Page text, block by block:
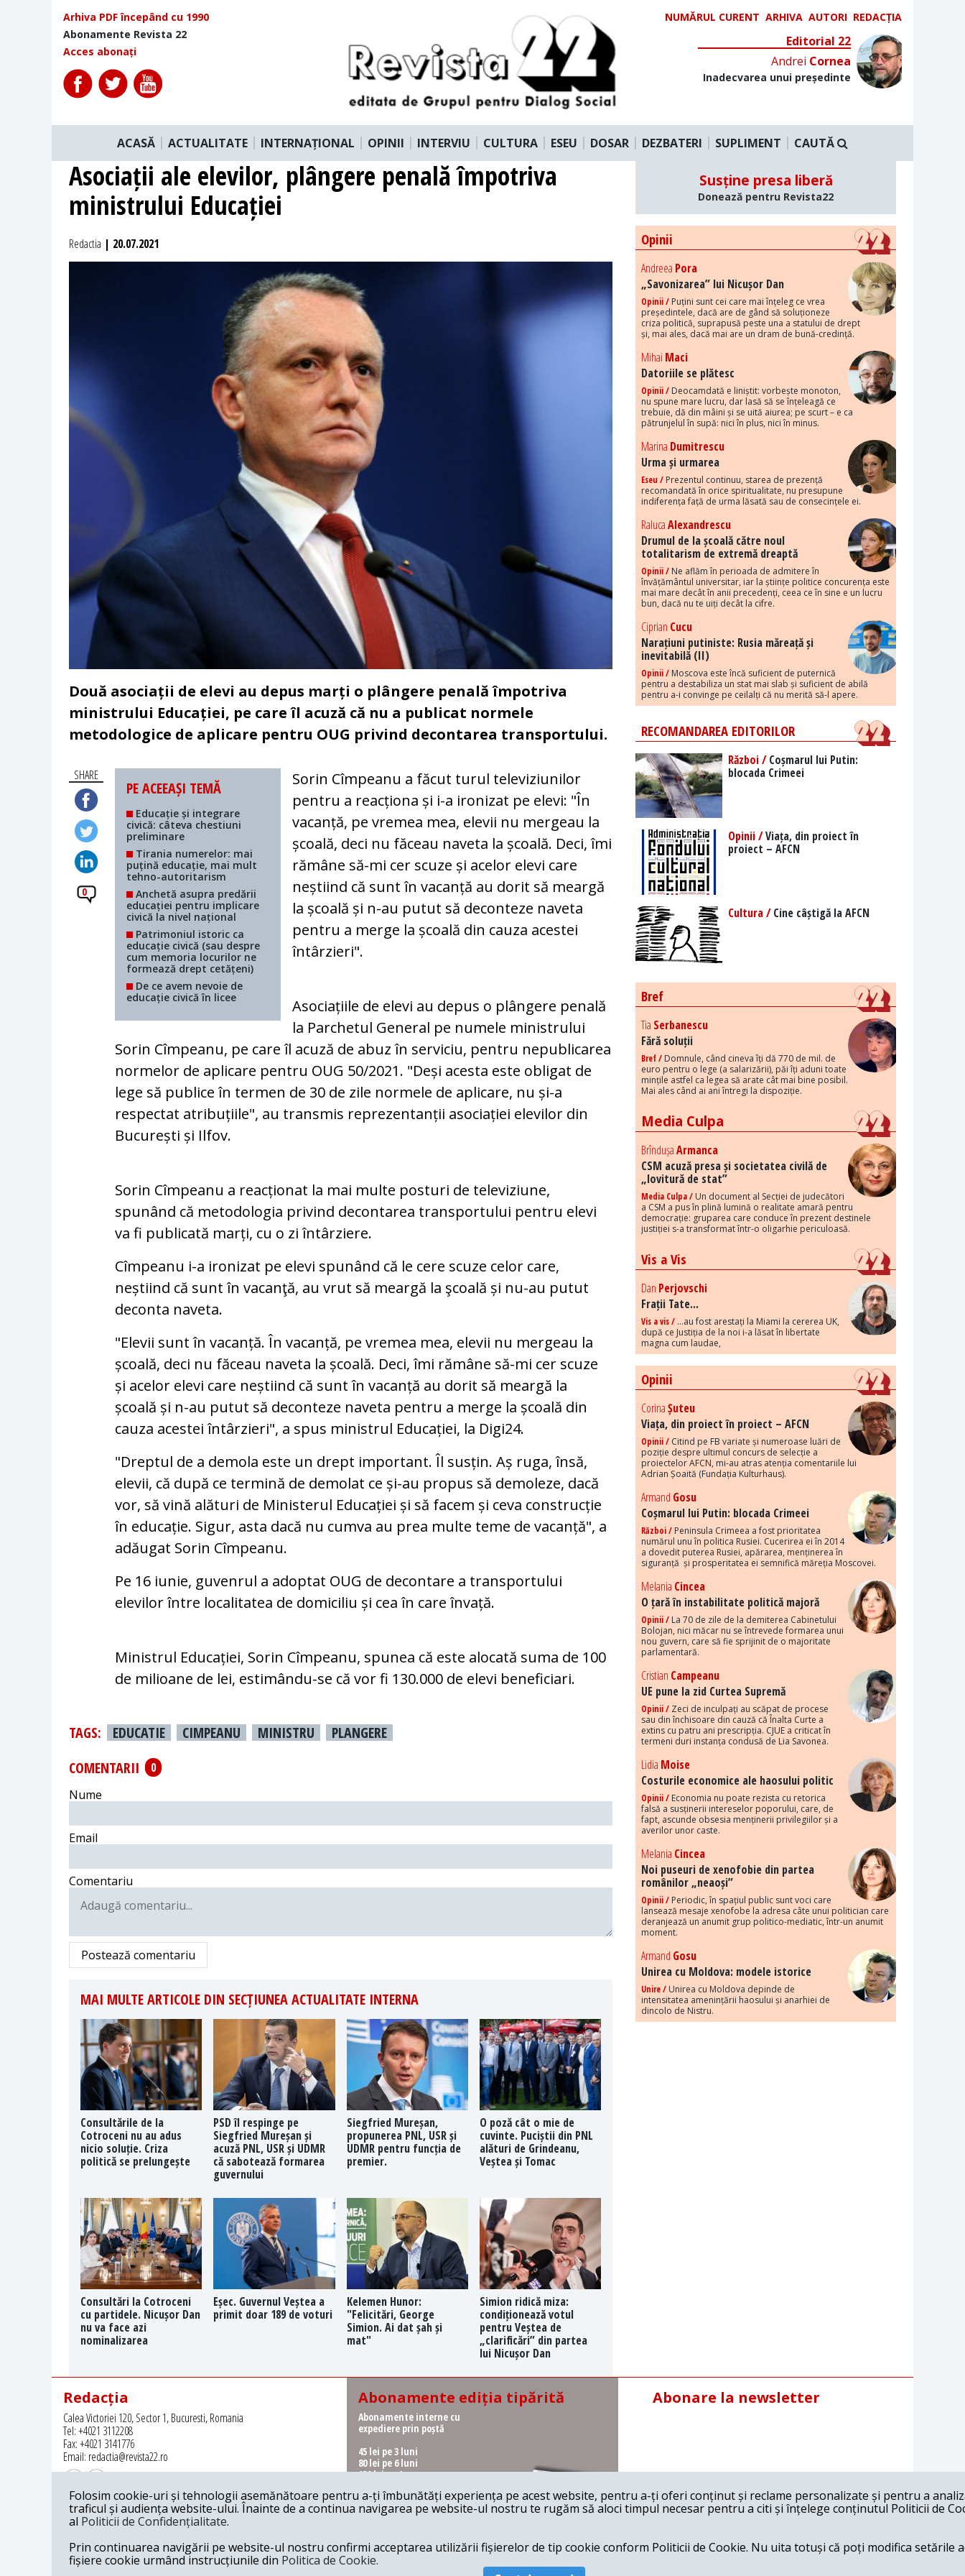
Arhiva PDF începând cu 1990
Abonamente Revista 22
Acces abonați
NUMĂRUL CURENT ARHIVA AUTORI REDACȚIA
Editorial 22
Andrei Cornea
Inadecvarea unui președinte
ACASĂ ACTUALITATE INTERNAȚIONAL OPINII INTERVIU CULTURA ESEU DOSAR DEZBATERI SUPLIMENT CAUTĂ
Asociații ale elevilor, plângere penală împotriva
ministrului Educației
Redactia | 20.07.2021
Două asociații de elevi au depus marți o plângere penală împotriva
ministrului Educației, pe care îl acuză că nu a publicat normele
metodologice de aplicare pentru OUG privind decontarea transportului.
SHARE
0
PE ACEEAȘI TEMĂ
Educație și integrare
civică: câteva chestiuni
preliminare
Tirania numerelor: mai
puțină educație, mai mult
tehno-autoritarism
Anchetă asupra predării
educației pentru implicare
civică la nivel național
Patrimoniul istoric ca
educație civică (sau despre
cum memoria locurilor ne
formează drept cetățeni)
De ce avem nevoie de
educație civică în licee
Sorin Cîmpeanu a făcut turul televiziunilor
pentru a reacționa și i-a ironizat pe elevi: "În
vacanță, pe vremea mea, elevii nu mergeau la
școală, deci nu făceau naveta la școală. Deci, îmi
rămâne să-mi cer scuze și acelor elevi care
neștiind că sunt în vacanță au dorit să meargă
la școală și n-au putut să deconteze naveta
pentru a merge la școală din cauza acestei
întârzieri".
Asociațiile de elevi au depus o plângere penală
la Parchetul General pe numele ministrului
Sorin Cîmpeanu, pe care îl acuză de abuz în serviciu, pentru nepublicarea
normelor de aplicare pentru OUG 50/2021. "Deși acesta este obligat de
lege să publice în termen de 30 de zile normele de aplicare, nu și-a
respectat atribuțiile", au transmis reprezentanții asociației elevilor din
București și Ilfov.
Sorin Cîmpeanu a reacționat la mai multe posturi de televiziune,
spunând că metodologia privind decontarea transportului pentru elevi
va fi publicată marți, cu o zi întârziere.
Cîmpeanu i-a ironizat pe elevi spunând că le cere scuze celor care,
neștiind că sunt în vacanţă, au vrut să meargă la şcoală și nu-au putut
deconta naveta.
"Elevii sunt în vacanță. În vacanță, pe vremea mea, elevii nu mergeau la
școală, deci nu făceau naveta la școală. Deci, îmi rămâne să-mi cer scuze
și acelor elevi care neștiind că sunt în vacanță au dorit să meargă la
școală și n-au putut să deconteze naveta pentru a merge la școală din
cauza acestei întârzieri", a spus ministrul Educației, la Digi24.
"Dreptul de a demola este un drept important. Îl susțin. Aș ruga, însă,
elevii, că după ce termină de demolat ce și-au propus să demoleze, dacă
vor, să vină alături de Ministerul Educației și să facem și ceva construcție
în educație. Sigur, asta dacă nu cumva au prea multe teme de vacanță", a
adăugat Sorin Cîmpeanu.
Pe 16 iunie, guvenrul a adoptat OUG de decontare a transportului
elevilor între localitatea de domiciliu și cea în care învață.
Ministrul Educației, Sorin Cîmpeanu, spunea că este alocată suma de 100
de milioane de lei, estimându-se că vor fi 130.000 de elevi beneficiari.
TAGS: EDUCATIE CIMPEANU MINISTRU
PLANGERE
COMENTARII
0
Nume
Email
Comentariu
Postează comentariu
MAI MULTE ARTICOLE DIN SECȚIUNEA ACTUALITATE INTERNA
Consultările de la
Cotroceni nu au adus
nicio soluție. Criza
politică se prelungește
PSD îl respinge pe
Siegfried Mureșan și
acuză PNL, USR și UDMR
că sabotează formarea
guvernului
Siegfried Mureșan,
propunerea PNL, USR și
UDMR pentru funcția de
premier.
O poză cât o mie de
cuvinte. Puciștii din PNL
alături de Grindeanu,
Veștea și Tomac
Consultări la Cotroceni
cu partidele. Nicușor Dan
nu va face azi
nominalizarea
Eșec. Guvernul Veștea a
primit doar 189 de voturi
Kelemen Hunor:
"Felicitări, George
Simion. Ai dat șah și
mat"
Simion ridică miza:
condiționează votul
pentru Veștea de
„clarificări” din partea
lui Nicușor Dan
Susține presa liberă
Donează pentru Revista22
Opinii
Andreea Pora
„Savonizarea” lui Nicușor Dan
Opinii / Puțini sunt cei care mai înțeleg ce vrea
președintele, dacă are de gând să soluționeze
criza politică, suprapusă peste una a statului de drept
și, mai ales, dacă mai are un dram de bună-credință.
Mihai Maci
Datoriile se plătesc
Opinii / Deocamdată e liniștit: vorbește monoton,
nu spune mare lucru, dar lasă să se înțeleagă ce
trebuie, dă din mâini și se uită aiurea; pe scurt – e ca
pătrunjelul în supă: nici în plus, nici în minus.
Marina Dumitrescu
Urma și urmarea
Eseu / Prezentul continuu, starea de prezență
recomandată în orice spiritualitate, nu presupune
indiferența față de urma lăsată sau de consecințele ei.
RalucaAlexandrescu
Drumul de la școală către noul
totalitarism de extremă dreaptă
Opinii / Ne aflăm în perioada de admitere în
învățământul universitar, iar la științe politice concurența este
mai mare decât în anii precedenți, ceea ce în sine e un lucru
bun, dacă nu te uiți decât la cifre.
Ciprian Cucu
Narațiuni putiniste: Rusia măreață și
inevitabilă (II)
Opinii / Moscova este încă suficient de puternică
pentru a destabiliza un stat mai slab și suficient de abilă
pentru a-i convinge pe ceilalți că nu merită să-l apere.
RECOMANDAREA EDITORILOR
Război /Coșmarul lui Putin:
blocada Crimeei
Opinii /Viața, din proiect în
proiect – AFCN
Cultura /Cine câștigă la AFCN
Bref
Tia Serbanescu
Fără soluții
Bref / Domnule, când cineva îți dă 770 de mil. de
euro pentru o lege (a salarizării), păi îți aduni toate
mințile astfel ca legea să arate cât mai bine posibil.
Mai ales când ai ani întregi la dispoziție.
Media Culpa
BrîndușaArmanca
CSM acuză presa și societatea civilă de
„lovitură de stat”
Media Culpa / Un document al Secției de judecători
a CSM a pus în plină lumină o realitate amară pentru
democrație: gruparea care conduce în prezent destinele
justiției s-a transformat într-o oligarhie periculoasă.
Vis a Vis
Dan Perjovschi
Frații Tate...
Vis a vis / ...au fost arestați la Miami la cererea UK,
după ce Justiția de la noi i-a lăsat în libertate
magna cum laudae,
Opinii
CorinaȘuteu
Viața, din proiect în proiect – AFCN
Opinii / Citind pe FB variate și numeroase luări de
poziție despre ultimul concurs de selecție a
proiectelor AFCN, mi-au atras atenția comentariile lui
Adrian Șoaită (Fundația Kulturhaus).
Armand Gosu
Coșmarul lui Putin: blocada Crimeei
Război / Peninsula Crimeea a fost prioritatea
numărul unu în politica Rusiei. Cucerirea ei în 2014
a dovedit puterea Rusiei, apărarea, menținerea în
siguranță și prosperitatea ei semnifică măreția Moscovei.
Melania Cincea
O țară în instabilitate politică majoră
Opinii / La 70 de zile de la demiterea Cabinetului
Bolojan, nici măcar nu se întrevede formarea unui
nou guvern, care să fie sprijinit de o majoritate
parlamentară.
Cristian Campeanu
UE pune la zid Curtea Supremă
Opinii / Zeci de inculpați au scăpat de procese
sau din închisoare din cauză că Înalta Curte a
extins cu patru ani prescripția. CJUE a criticat în
termeni duri instanța condusă de Lia Savonea.
Lidia Moise
Costurile economice ale haosului politic
Opinii / Economia nu poate rezista cu retorica
falsă a susținerii intereselor poporului, care, de
fapt, ascunde obsesia menținerii privilegiilor și a
averilor unor caste.
Melania Cincea
Noi puseuri de xenofobie din partea
românilor „neaoși”
Opinii / Periodic, în spațiul public sunt voci care
lansează mesaje xenofobe la adresa câte unui politician care
deranjează un anumit grup politico-mediatic, într-un anumit
moment.
Armand Gosu
Unirea cu Moldova: modele istorice
Unire / Unirea cu Moldova depinde de
intensitatea amenințării haosului și anarhiei de
dincolo de Nistru.
Redacția
Calea Victoriei 120, Sector 1, Bucuresti, Romania
Tel: +4021 3112208
Fax: +4021 3141776
Email: redactia@revista22.ro
Revista 22 este editata de
Abonamente ediția tipărită
Abonamente interne cu
expediere prin poștă
45 lei pe 3 luni
80 lei pe 6 luni
150 lei pe 1 an
Abonamente interne cu
ridicare de la redacție
62 lei pe 6 luni
115 lei pe 1 an
Abonare la newsletter
Folosim cookie-uri și tehnologii asemănătoare pentru a-ți îmbunătăți experiența pe acest website, pentru a-ți oferi conținut și reclame personalizate și pentru a
traficul și audiența website-ului. Înainte de a continua navigarea pe website-ul nostru te rugăm să aloci timpul necesar pentru a citi și înțelege conținutul Politicii de
al Politicii de Confidențialitate.
Prin continuarea navigării pe website-ul nostru confirmi acceptarea utilizării fișierelor de tip cookie conform Politicii de Cookie. Nu uita totuși că poți modifica setările
fișiere cookie urmând instrucțiunile din Politica de Cookie.